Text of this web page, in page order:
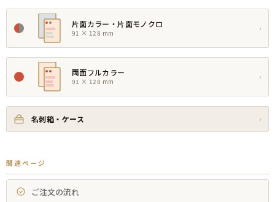
片面カラー・片面モノクロ
91 × 128 mm
›
両面フルカラー
91 × 128 mm
›
名刺箱・ケース ›
関連ページ
ご注文の流れ